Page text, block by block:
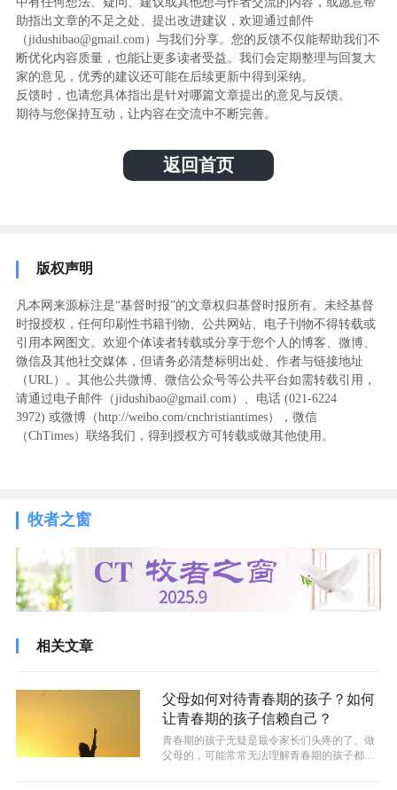
助指出文章的不足之处、提出改进建议，欢迎通过邮件
（jidushibao@gmail.com）与我们分享。您的反馈不仅能帮助我们不
断优化内容质量，也能让更多读者受益。我们会定期整理与回复大
家的意见，优秀的建议还可能在后续更新中得到采纳。
反馈时，也请您具体指出是针对哪篇文章提出的意见与反馈。
期待与您保持互动，让内容在交流中不断完善。
返回首页
版权声明
凡本网来源标注是“基督时报”的文章权归基督时报所有。未经基督
时报授权，任何印刷性书籍刊物、公共网站、电子刊物不得转载或
引用本网图文。欢迎个体读者转载或分享于您个人的博客、微博、
微信及其他社交媒体，但请务必清楚标明出处、作者与链接地址
（URL）。其他公共微博、微信公众号等公共平台如需转载引用，
请通过电子邮件（jidushibao@gmail.com）、电话 (021-6224
3972) ‬或微博（http://weibo.com/cnchristiantimes），微信
（ChTimes）联络我们，得到授权方可转载或做其他使用。
牧者之窗
相关文章
父母如何对待青春期的孩子？如何
让青春期的孩子信赖自己？
​青春期的孩子无疑是最令家长们头疼的了。做
父母的，可能常常无法理解青春期的孩子都在